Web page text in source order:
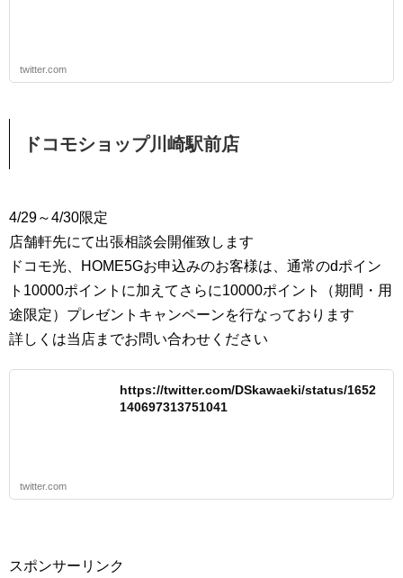
twitter.com
ドコモショップ川崎駅前店
4/29～4/30限定
店舗軒先にて出張相談会開催致します
ドコモ光、HOME5Gお申込みのお客様は、通常のdポイン
ト10000ポイントに加えてさらに10000ポイント（期間・用
途限定）プレゼントキャンペーンを行なっております
詳しくは当店までお問い合わせください
https://twitter.com/DSkawaeki/status/1652
140697313751041
twitter.com
スポンサーリンク